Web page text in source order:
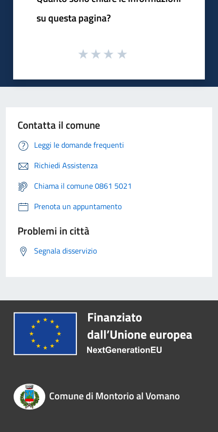
su questa pagina?
Contatta il comune
Leggi le domande frequenti
Richiedi Assistenza
Chiama il comune 0861 5021
Prenota un appuntamento
Problemi in città
Segnala disservizio
Comune di Montorio al Vomano